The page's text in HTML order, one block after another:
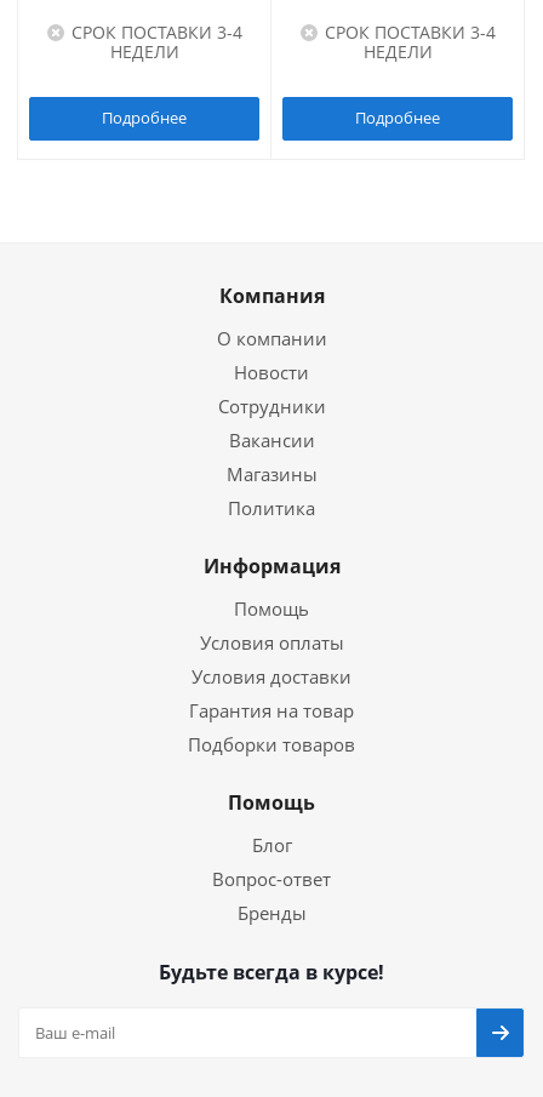
СРОК ПОСТАВКИ 3-4
НЕДЕЛИ
Подробнее
СРОК ПОСТАВКИ 3-4
НЕДЕЛИ
Подробнее
Компания
О компании
Новости
Сотрудники
Вакансии
Магазины
Политика
Информация
Помощь
Условия оплаты
Условия доставки
Гарантия на товар
Подборки товаров
Помощь
Блог
Вопрос-ответ
Бренды
Будьте всегда в курсе!